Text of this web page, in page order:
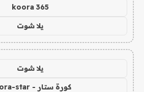
koora 365
يلا شوت
يلا شوت
كورة ستار - koora-star